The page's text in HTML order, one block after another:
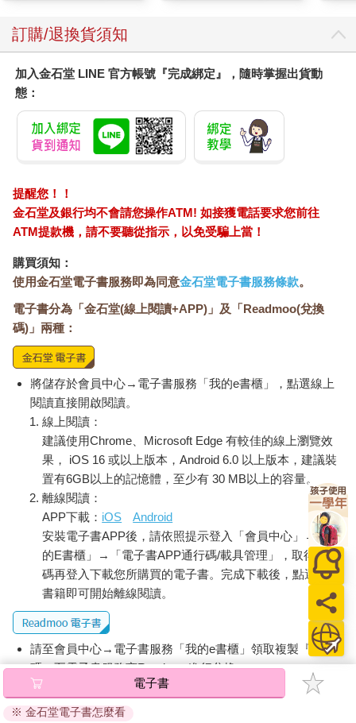
訂購/退換貨須知
加入金石堂 LINE 官方帳號『完成綁定』，隨時掌握出貨動
態：
提醒您！！
金石堂及銀行均不會請您操作ATM! 如接獲電話要求您前往
ATM提款機，請不要聽從指示，以免受騙上當！
購買須知：
使用金石堂電子書服務即為同意金石堂電子書服務條款。
電子書分為「金石堂(線上閱讀+APP)」及「Readmoo(兌換
碼)」兩種：
將儲存於會員中心→電子書服務「我的e書櫃」，點選線上
閱讀直接開啟閱讀。
線上閱讀：
建議使用Chrome、Microsoft Edge 有較佳的線上瀏覽效
果， iOS 16 或以上版本，Android 6.0 以上版本，建議裝
置有6GB以上的記憶體，至少有 30 MB以上的容量。
離線閱讀：
APP下載： iOS
Android
安裝電子書APP後，請依照提示登入「會員中心」→「我
的E書櫃」→「電子書APP通行碼/載具管理」，取得通行
碼再登入下載您所購買的電子書。完成下載後，點選任一
書籍即可開始離線閱讀。
請至會員中心→電子書服務「我的e書櫃」領取複製『兌換
碼』至電子書服務商Readmoo進行兌換。
退換貨須知：
因版權保護，您在金石堂所購買的電子書僅能以金石堂專屬
電子書
※ 金石堂電子書怎麼看